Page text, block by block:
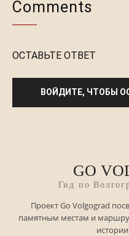
GO
Гид по
Проект Go Volgograd
памятным местам и